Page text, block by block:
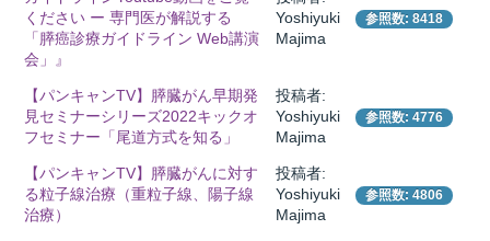
ください ー 専門医が解説する
「膵癌診療ガイドライン Web講演
会」』
Yoshiyuki
Majima
参照数: 8418
【パンキャンTV】膵臓がん早期発
見セミナーシリーズ2022キックオ
フセミナー「尾道方式を知る」
投稿者:
Yoshiyuki
Majima
参照数: 4776
【パンキャンTV】膵臓がんに対す
る粒子線治療（重粒子線、陽子線
治療）
投稿者:
Yoshiyuki
Majima
参照数: 4806